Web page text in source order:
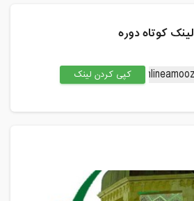
لینک کوتاه دوره
کپی کردن لینک